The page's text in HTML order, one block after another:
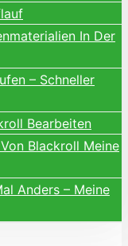
In Der
– Schneller
Bearbeiten
Blackroll Meine
Anders – Meine